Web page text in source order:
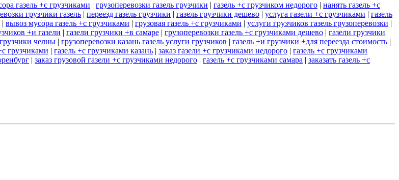
газель +с грузчиками | грузоперевозки газель грузчики | газель +с грузчиком недорого | нанять газель +с
грузчики газель | переезд газель грузчики | газель грузчики дешево | услуга газели +с грузчиками | газель
| вывоз мусора газель +с грузчиками | грузовая газель +с грузчиками | услуги грузчиков газель грузоперевозки |
+и газели | газели грузчики +в самаре | грузоперевозки газель +с грузчиками дешево | газели грузчики
челны | грузоперевозки казань газель услуги грузчиков | газель +и грузчики +для переезда стоимость |
грузчиками | газель +с грузчиками казань | заказ газели +с грузчиками недорого | газель +с грузчиками
| заказ грузовой газели +с грузчиками недорого | газель +с грузчиками самара | заказать газель +с